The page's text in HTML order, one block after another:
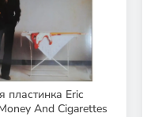
пластинка Eric
And Cigarettes